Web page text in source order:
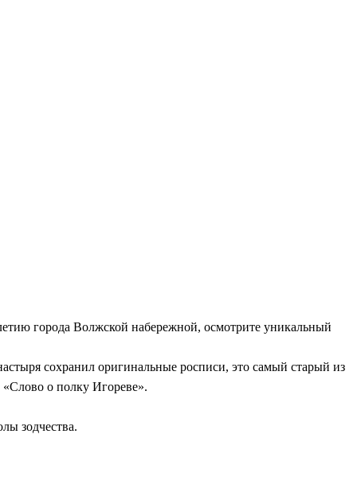
города Волжской набережной, осмотрите уникальный
сохранил оригинальные росписи, это самый старый из
о полку Игореве».
зодчества.